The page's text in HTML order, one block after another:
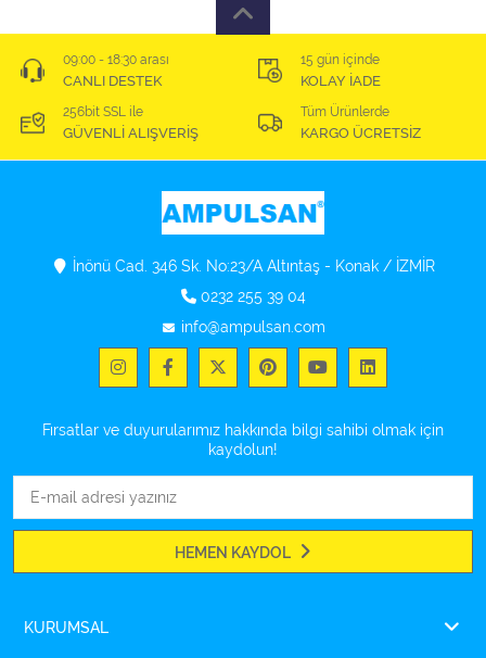
09:00 - 18:30 arası
CANLI DESTEK
15 gün içinde
KOLAY İADE
256bit SSL ile
GÜVENLİ ALIŞVERİŞ
Tüm Ürünlerde
KARGO ÜCRETSİZ
İnönü Cad. 346 Sk. No:23/A Altıntaş - Konak / İZMİR
0232 255 39 04
info@ampulsan.com
Fırsatlar ve duyurularımız hakkında bilgi sahibi olmak için
kaydolun!
HEMEN KAYDOL
KURUMSAL